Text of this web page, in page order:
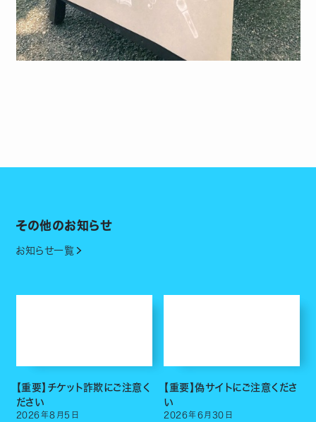
その他のお知らせ
お知らせ一覧
【重要】チケット詐欺にご注意く
ださい
2026年8 月 5 日
【重要】偽サイトにご注意くださ
い
2026年6月 30 日